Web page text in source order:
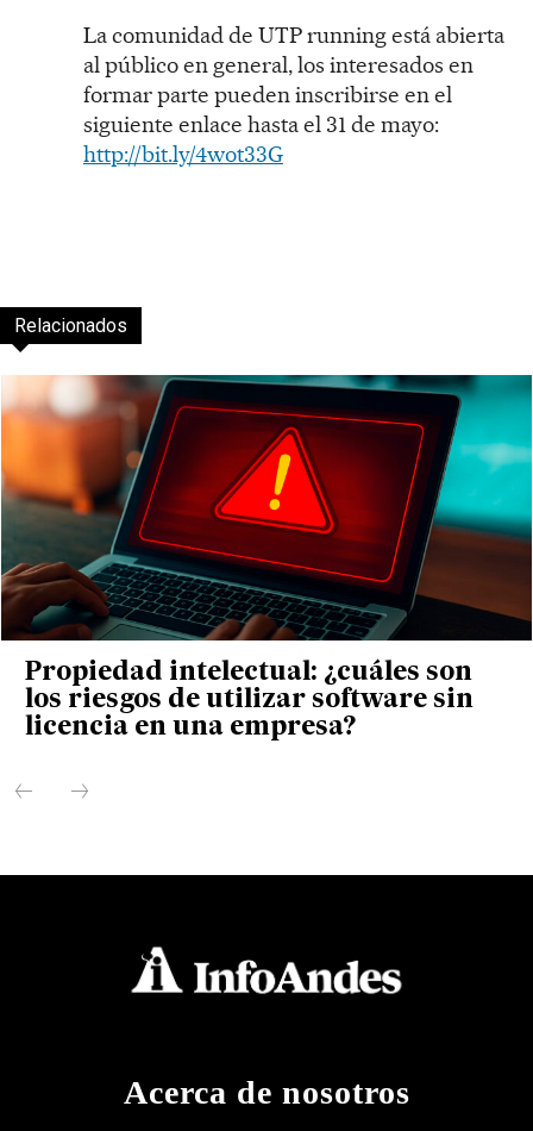
La comunidad de UTP running está abierta
al público en general, los interesados en
formar parte pueden inscribirse en el
siguiente enlace hasta el 31 de mayo:
http://bit.ly/4wot33G
Relacionados
Propiedad intelectual: ¿cuáles son
los riesgos de utilizar software sin
licencia en una empresa?
Acerca de nosotros